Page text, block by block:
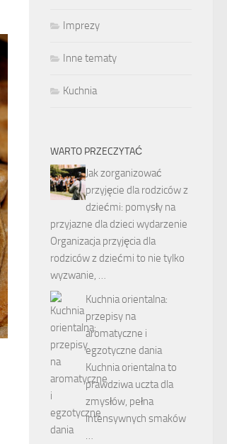
Imprezy
Inne tematy
Kuchnia
WARTO PRZECZYTAĆ
Jak zorganizować
przyjęcie dla rodziców z
dziećmi: pomysły na
przyjazne dla dzieci wydarzenie
Organizacja przyjęcia dla
rodziców z dziećmi to nie tylko
wyzwanie, …
Kuchnia orientalna:
przepisy na
aromatyczne i
egzotyczne dania
Kuchnia orientalna to
prawdziwa uczta dla
zmysłów, pełna
intensywnych smaków
…